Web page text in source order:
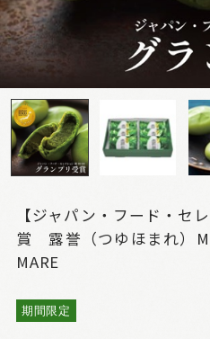
【ジャパン・フード・セ
賞 露誉（つゆほまれ）
MARE
期間限定